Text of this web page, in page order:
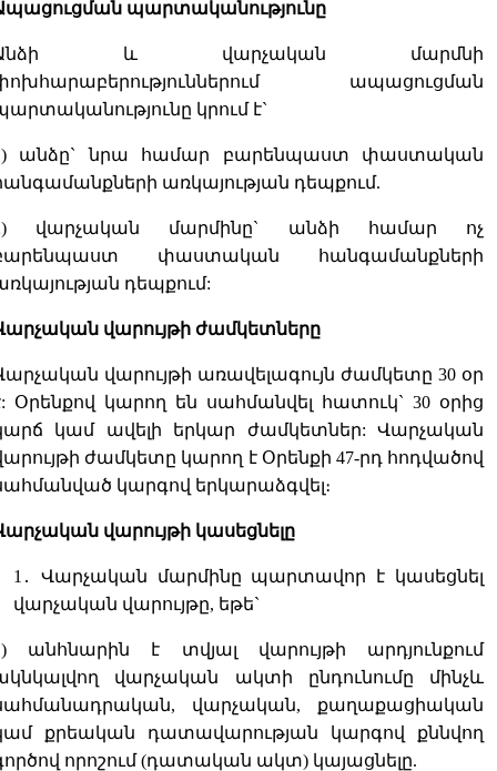
պարտականությունը
և վարչական մարմնի
ապացուցման
կրում է`
անձը` նրա համար բարենպաստ փաստական
առկայության դեպքում.
վարչական մարմինը` անձի համար ոչ
փաստական հանգամանքների
դեպքում:
վարույթի ժամկետները
վարույթի առավելագույն ժամկետը 30 օր
Օրենքով կարող են սահմանվել հատուկ` 30 օրից
կամ ավելի երկար ժամկետներ: Վարչական
ժամկետը կարող է Օրենքի 47-րդ հոդվածով
կարգով երկարաձգվել։
վարույթի կասեցնելը
1 ․ Վարչական մարմինը պարտավոր է կասեցնել
վարչական վարույթը, եթե`
անհնարին է տվյալ վարույթի արդյունքում
վարչական ակտի ընդունումը մինչև
վարչական, քաղաքացիական
քրեական դատավարության կարգով քննվող
որոշում (դատական ակտ) կայացնելը.